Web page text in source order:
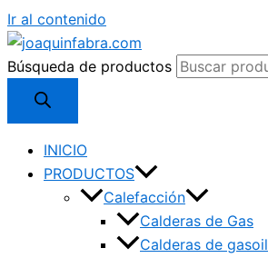
Ir al contenido
Búsqueda de productos
INICIO
PRODUCTOS
Calefacción
Calderas de Gas
Calderas de gasoil